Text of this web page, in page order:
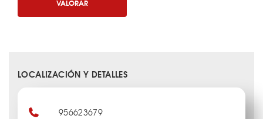
VALORAR
LOCALIZACIÓN Y DETALLES
956623679